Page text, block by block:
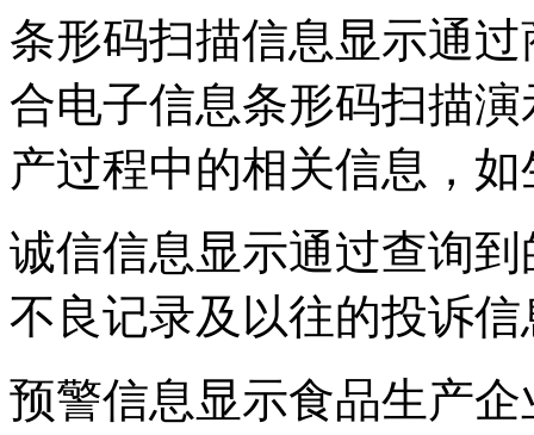
条形码扫描信息显示通
合电子信息条形码扫描
产过程中的相关信息，
诚信信息显示通过查询
不良记录及以往的投诉信
预警信息显示食品生产